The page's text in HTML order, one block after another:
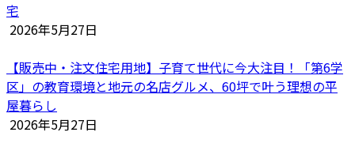
宅
2026年5月27日
【販売中・注文住宅用地】子育て世代に今大注目！「第6学
区」の教育環境と地元の名店グルメ、60坪で叶う理想の平
屋暮らし
2026年5月27日